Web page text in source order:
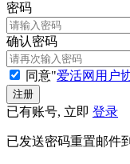
密码
确认密码
同意"爱活网用户
已有账号, 立即 登录
已发送密码重置邮件